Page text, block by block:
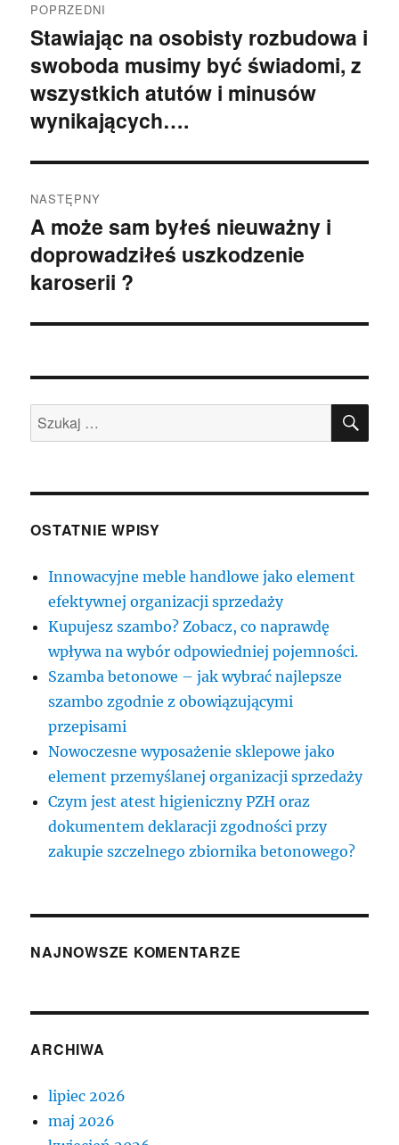
wpisu
POPRZEDNI
Poprzedni
wpis:
Stawiając na osobisty rozbudowa i
swoboda musimy być świadomi, z
wszystkich atutów i minusów
wynikających….
NASTĘPNY
Następny
wpis:
A może sam byłeś nieuważny i
doprowadziłeś uszkodzenie
karoserii ?
Szukaj:
OSTATNIE WPISY
Innowacyjne meble handlowe jako element
efektywnej organizacji sprzedaży
Kupujesz szambo? Zobacz, co naprawdę
wpływa na wybór odpowiedniej pojemności.
Szamba betonowe – jak wybrać najlepsze
szambo zgodnie z obowiązującymi
przepisami
Nowoczesne wyposażenie sklepowe jako
element przemyślanej organizacji sprzedaży
Czym jest atest higieniczny PZH oraz
dokumentem deklaracji zgodności przy
zakupie szczelnego zbiornika betonowego?
NAJNOWSZE KOMENTARZE
ARCHIWA
lipiec 2026
maj 2026